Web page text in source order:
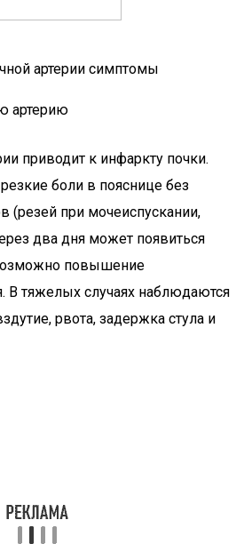
артерии симптомы
артерию
приводит к инфаркту почки.
боли в пояснице без
(резей при мочеиспускании,
два дня может появиться
повышение
В тяжелых случаях наблюдаются
рвота, задержка стула и